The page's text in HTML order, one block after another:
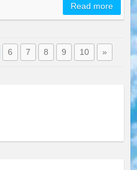
Read more
6 7 8 9 10 »